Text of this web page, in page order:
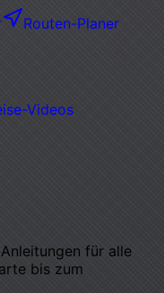
Routen-Planer
Videos
für alle
bis zum